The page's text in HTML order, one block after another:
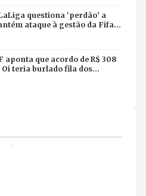
questiona ‘perdão’ a
ataque à gestão da Fifa
aponta que acordo de R$ 308
Oi teria burlado fila dos